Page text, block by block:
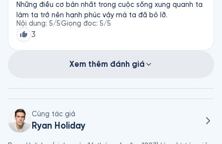
Những điều cơ bản nhất trong cuộc sống xung quanh ta
làm ta trở nên hạnh phúc vậy mà ta đã bỏ lỡ.
Nội dung: 5/5Giọng đọc: 5/5
3
Xem thêm đánh giá
Cùng tác giả
Ryan Holiday